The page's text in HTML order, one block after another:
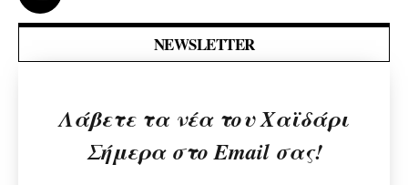
NEWSLETTER
Λάβετε τα νέα του Χαϊδάρι
Σήμερα στο Email σας!